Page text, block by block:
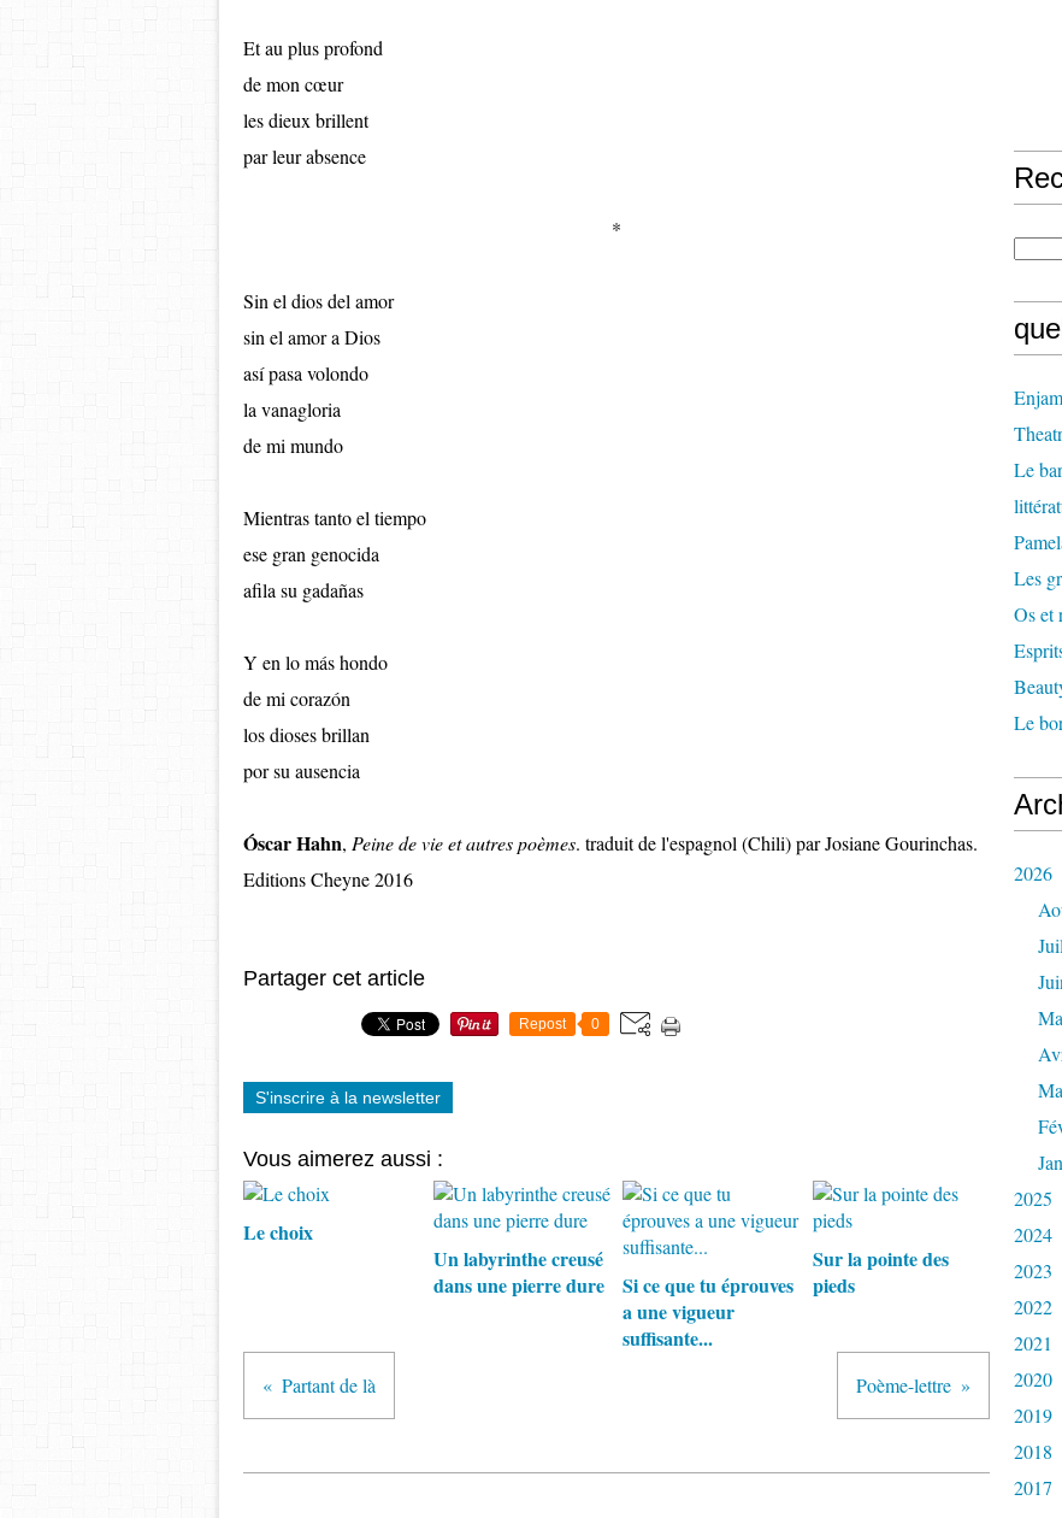
Et au plus profond
de mon cœur
les dieux brillent
par leur absence
*
Sin el dios del amor
sin el amor a Dios
así pasa volondo
la vanagloria
de mi mundo
Mientras tanto el tiempo
ese gran genocida
afila su gadañas
Y en lo más hondo
de mi corazón
los dioses brillan
por su ausencia
Óscar Hahn, Peine de vie et autres poèmes. traduit de l'espagnol (Chili) par Josiane Gourinchas.
Editions Cheyne 2016
Partager cet article
Repost 0
S'inscrire à la newsletter
Vous aimerez aussi :
Le choix
Un labyrinthe creusé
dans une pierre dure
Si ce que tu éprouves
a une vigueur
suffisante...
Sur la pointe des
pieds
Partant de là Poème-lettre
Le
Les
Os et
Le
2026
2025
2024
2023
2022
2021
2020
2019
2018
2017